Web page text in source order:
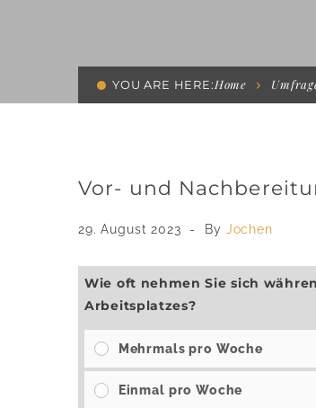
YOU ARE HERE:Home
Vor- und
29. August 2023 By Jochen
Wie oft nehmen Sie sich
Arbeitsplatzes?
Mehrmals pro Woche
Einmal pro Woche